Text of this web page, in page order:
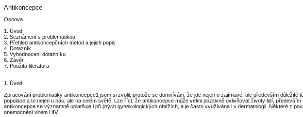
Antikoncepce
Osnova
1. Úvod
2. Seznámení s problematikou
3. Přehled antikoncepčních metod a jejich popis
4. Dotazník
5. Vyhodnocení dotazníku
6. Závěr
7. Použitá literatura
1. Úvod
Zpracování problematiky antikoncepce1 jsem si zvolil, protože se domnívám, že jde nejen o zajímavé, ale především
populace a to nejen u nás, ale na celém světě. Lze říct, že antikoncepce může velmi pozitivně ovlivňovat životy lidí,
antikoncepce se významně uplatňuje i při jiných gynekologických obtížích, a je často využívána i v dermatologii. Některé z
onemocnění virem HIV.